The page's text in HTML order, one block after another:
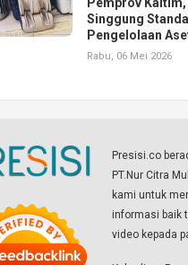
Singgung
Pengelolaan
Rabu, 06 Mei 2026
Presisi.co
PT.Nur Citra
kami untuk
informasi baik
video kepada